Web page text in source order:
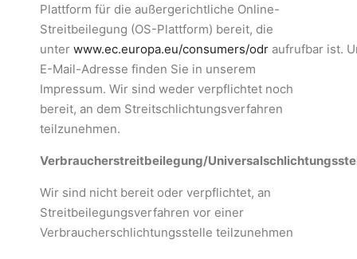
Plattform für die außergerichtliche Online-
Streitbeilegung (OS-Plattform) bereit, die
unter www.ec.europa.eu/consumers/odr aufrufbar ist.
E-Mail-Adresse finden Sie in unserem
Impressum. Wir sind weder verpflichtet noch
bereit, an dem Streitschlichtungsverfahren
teilzunehmen.
Verbraucherstreitbeilegung/
Wir sind nicht bereit oder verpflichtet, an
Streitbeilegungsverfahren vor einer
Verbraucherschlichtungsstelle teilzunehmen